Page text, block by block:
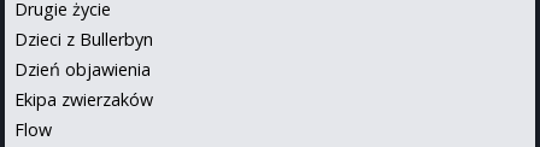
Drugie życie
Dzieci z Bullerbyn
Dzień objawienia
Ekipa zwierzaków
Flow